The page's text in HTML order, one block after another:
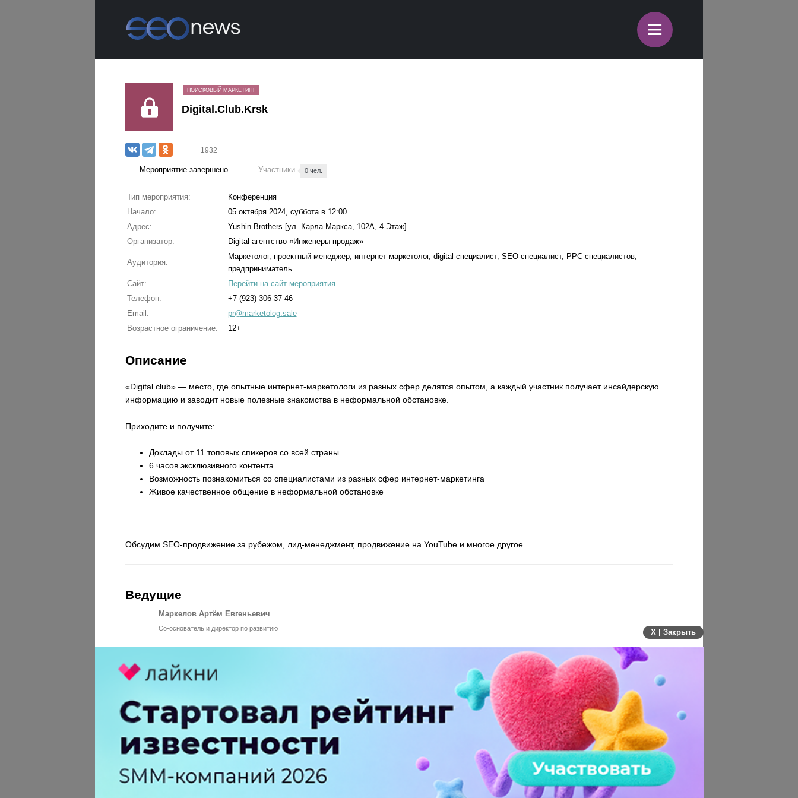
≡
ПОИСКОВЫЙ МАРКЕТИНГ
Digital.Club.Krsk
1932
Мероприятие завершено Участники 0 чел.
Тип мероприятия:
Конференция
Начало:
05 октября 2024, суббота в 12:00
Адрес:
Yushin Brothers [ул. Карла Маркса, 102А, 4 Этаж]
Организатор:
Digital-агентство «Инженеры продаж»
Аудитория:
Маркетолог, проектный-менеджер, интернет-маркетолог, digital-специалист, SEO-специалист, PPC-специалистов,
предприниматель
Сайт:
Перейти на сайт мероприятия
Телефон:
+7 (923) 306-37-46
Email:
pr@marketolog.sale
Возрастное ограничение:
12+
Описание
«Digital club» — место, где опытные интернет-маркетологи из разных сфер делятся опытом, а каждый участник получает инсайдерскую
информацию и заводит новые полезные знакомства в неформальной обстановке.
Приходите и получите:
Доклады от 11 топовых спикеров со всей страны
6 часов эксклюзивного контента
Возможность познакомиться со специалистами из разных сфер интернет-маркетинга
Живое качественное общение в неформальной обстановке
Обсудим SEO-продвижение за рубежом, лид-менеджмент, продвижение на YouTube и многое другое.
Ведущие
Маркелов Артём Евгеньевич
Со-основатель и директор по развитию X | Закрыть
ПЕРЕЙТИ НА ПОЛНУЮ ВЕРСИЮ
© SEOnews.ru Все права защищены. 2026